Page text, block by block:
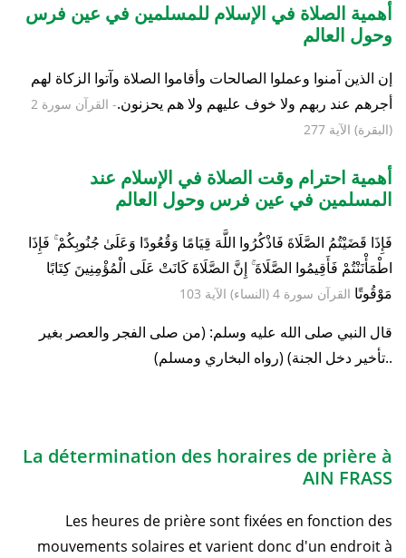
أهمية الصلاة في الإسلام للمسلمين في عين فرس
وحول العالم
إن الذين آمنوا وعملوا الصالحات وأقاموا الصلاة وآتوا الزكاة لهم
أجرهم عند ربهم ولا خوف عليهم ولا هم يحزنون.
- القرآن سورة 2
(البقرة) الآية 277
أهمية احترام وقت الصلاة في الإسلام عند
المسلمين في عين فرس وحول العالم
فَإِذَا قَضَيْتُمُ الصَّلَاةَ فَاذْكُرُوا اللَّهَ قِيَامًا وَقُعُودًا وَعَلَىٰ جُنُوبِكُمْ ۚ فَإِذَا
اطْمَأْنَنْتُمْ فَأَقِيمُوا الصَّلَاةَ ۚ إِنَّ الصَّلَاةَ كَانَتْ عَلَى الْمُؤْمِنِينَ كِتَابًا
مَوْقُوتًا القرآن سورة 4 (النساء) الآية 103
قال النبي صلى الله عليه وسلم: (من صلى الفجر والعصر بغير
تأخير دخل الجنة) (رواه البخاري ومسلم)..
La détermination des horaires de prière à
AIN FRASS
Les heures de prière sont fixées en fonction des
mouvements solaires et varient donc d'un endroit à